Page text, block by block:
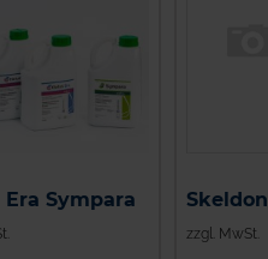
Era Sympara Skeldon
zzgl. MwSt.